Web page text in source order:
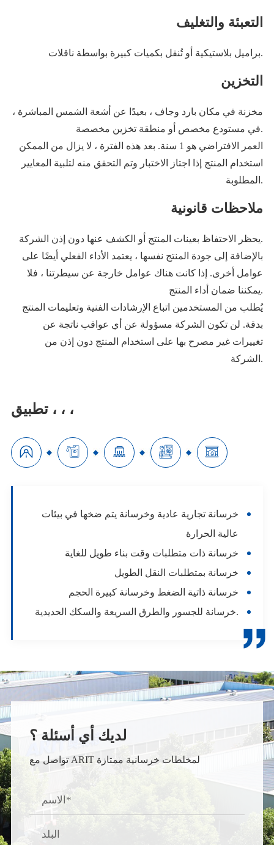
التعبئة والتغليف
براميل بلاستيكية أو تُنقل بكميات كبيرة بواسطة ناقلات.
التخزين
مخزنة في مكان بارد وجاف ، بعيدًا عن أشعة الشمس المباشرة ،
في مستودع مخصص أو منطقة تخزين مخصصة.
العمر الافتراضي هو 1 سنة. بعد هذه الفترة ، لا يزال من الممكن
استخدام المنتج إذا اجتاز الاختبار وتم التحقق منه لتلبية المعايير
المطلوبة.
ملاحظات قانونية
يحظر الاحتفاظ بعينات المنتج أو الكشف عنها دون إذن الشركة.
بالإضافة إلى جودة المنتج نفسها ، يعتمد الأداء الفعلي أيضًا على
عوامل أخرى. إذا كانت هناك عوامل خارجة عن سيطرتنا ، فلا
يمكننا ضمان أداء المنتج.
يُطلب من المستخدمين اتباع الإرشادات الفنية وتعليمات المنتج
بدقة. لن تكون الشركة مسؤولة عن أي عواقب ناتجة عن
تغييرات غير مصرح بها على استخدام المنتج دون إذن من
الشركة.
تطبيق ، ، ،
    
خرسانة تجارية عادية وخرسانة يتم ضخها في بيئات
عالية الحرارة
خرسانة ذات متطلبات وقت بناء طويل للغاية
خرسانة بمتطلبات النقل الطويل
خرسانة ذاتية الضغط وخرسانة كبيرة الحجم
خرسانة للجسور والطرق السريعة والسكك الحديدية.

لديك أي أسئلة ؟
تواصل مع ARIT لمخلطات خرسانية ممتازة